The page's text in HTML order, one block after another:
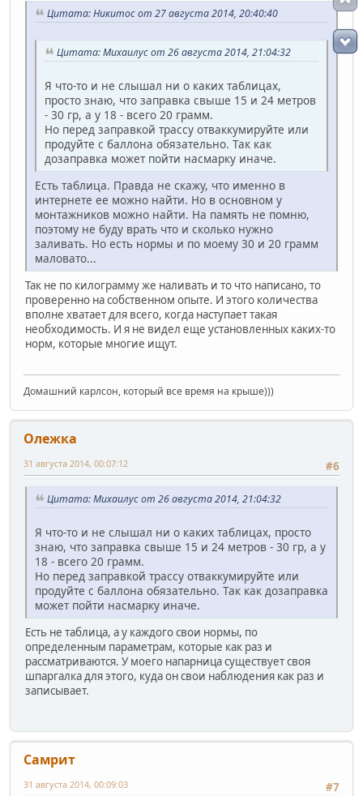
Цитата: Никитос от 27 августа 2014, 20:40:40
Цитата: Михаилус от 26 августа 2014, 21:04:32
Я что-то и не слышал ни о каких таблицах,
просто знаю, что заправка свыше 15 и 24 метров
- 30 гр, а у 18 - всего 20 грамм.
Но перед заправкой трассу отваккумируйте или
продуйте с баллона обязательно. Так как
дозаправка может пойти насмарку иначе.
Есть таблица. Правда не скажу, что именно в
интернете ее можно найти. Но в основном у
монтажников можно найти. На память не помню,
поэтому не буду врать что и сколько нужно
заливать. Но есть нормы и по моему 30 и 20 грамм
маловато...
Так не по килограмму же наливать и то что написано, то
проверенно на собственном опыте. И этого количества
вполне хватает для всего, когда наступает такая
необходимость. И я не видел еще установленных каких-то
норм, которые многие ищут.
Домашний карлсон, который все время на крыше)))
Олежка
#6
31 августа 2014, 00:07:12
Цитата: Михаилус от 26 августа 2014, 21:04:32
Я что-то и не слышал ни о каких таблицах, просто
знаю, что заправка свыше 15 и 24 метров - 30 гр, а у
18 - всего 20 грамм.
Но перед заправкой трассу отваккумируйте или
продуйте с баллона обязательно. Так как дозаправка
может пойти насмарку иначе.
Есть не таблица, а у каждого свои нормы, по
определенным параметрам, которые как раз и
рассматриваются. У моего напарница существует своя
шпаргалка для этого, куда он свои наблюдения как раз и
записывает.
Самрит
#7
31 августа 2014, 00:09:03